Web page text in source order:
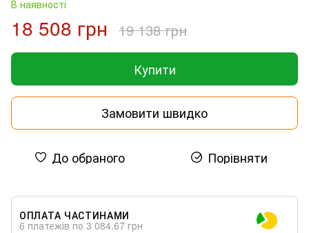
В наявності
18 508 грн 19 138 грн
Купити
Замовити швидко
До обраного Порівняти
ОПЛАТА ЧАСТИНАМИ
6 платежів по 3 084.67 грн